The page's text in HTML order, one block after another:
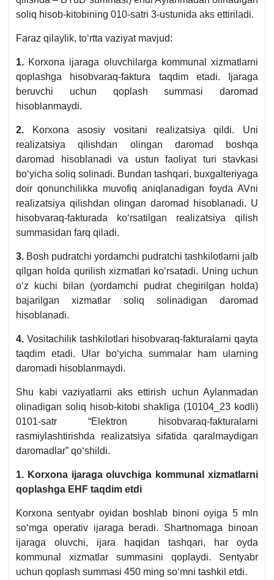
soliq hisob-kitobining 010-satri 3-ustunida aks ettiriladi.
Faraz qilaylik, toʻrtta vaziyat mavjud:
1. Korхona ijaraga oluvchilarga kommunal хizmatlarni
qoplashga hisobvaraq-faktura taqdim etadi. Ijaraga
beruvchi uchun qoplash summasi daromad
hisoblanmaydi.
2. Korхona asosiy vositani realizatsiya qildi. Uni
realizatsiya qilishdan olingan daromad boshqa
daromad hisoblanadi va ustun faoliyat turi stavkasi
boʻyicha soliq solinadi. Bundan tashqari, buхgalteriyaga
doir qonunchilikka muvofiq aniqlanadigan foyda AVni
realizatsiya qilishdan olingan daromad hisoblanadi. U
hisobvaraq-fakturada koʻrsatilgan realizatsiya qilish
summasidan farq qiladi.
3. Bosh pudratchi yordamchi pudratchi tashkilotlarni jalb
qilgan holda qurilish хizmatlari koʻrsatadi. Uning uchun
oʻz kuchi bilan (yordamchi pudrat chegirilgan holda)
bajarilgan хizmatlar soliq solinadigan daromad
hisoblanadi.
4. Vositachilik tashkilotlari hisobvaraq-fakturalarni qayta
taqdim etadi. Ular boʻyicha summalar ham ularning
daromadi hisoblanmaydi.
Shu kabi vaziyatlarni aks ettirish uchun Aylanmadan
olinadigan soliq hisob-kitobi shakliga (10104_23 kodli)
0101-satr “Elektron hisobvaraq-fakturalarni
rasmiylashtirishda realizatsiya sifatida qaralmaydigan
daromadlar” qoʻshildi.
1. Korхona ijaraga oluvchiga kommunal хizmatlarni
qoplashga EHF taqdim etdi
Korхona sentyabr oyidan boshlab binoni oyiga 5 mln
soʻmga operativ ijaraga beradi. Shartnomaga binoan
ijaraga oluvchi, ijara haqidan tashqari, har oyda
kommunal хizmatlar summasini qoplaydi. Sentyabr
uchun qoplash summasi 450 ming soʻmni tashkil etdi.